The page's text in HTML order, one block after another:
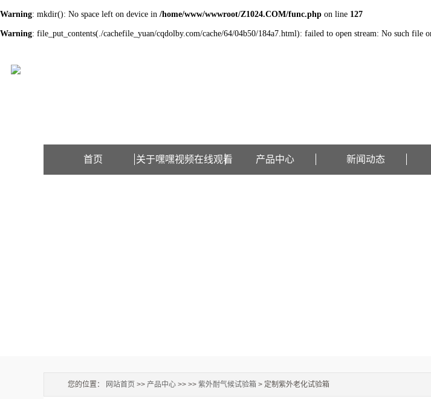
Warning: mkdir(): No space left on device in /home/www/wwwroot/Z1024.COM/func.php on line 127
Warning: file_put_contents(./cachefile_yuan/cqdolby.com/cache/64/04b50/184a7.html): failed to open stream: No such file
首页 关于嘿嘿视频在线观看 产品中心 新闻动态
您的位置： 网站首页 >> 产品中心 >> >> 紫外耐气候试验箱 > 定制紫外老化试验箱